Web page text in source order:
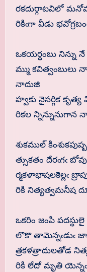
రకదుర్గాటవిలో
రికిఁగా వీడు
ఒకయర్ధంబు నిన్ను
మ్ము
నాదుజి
హ్వకు నైసర్గిక
రికల న్నిన్నునుగాన
శుకముల్
త్సుకతం దేరఁగఁ
ర్మకళాభాషలకెల్లఁ
రికి నిత్యత్వమనీష
ఒకరిం జంపి
లొకొ తామెన్నఁడుఁ
త్రకళత్రాదులతోడ
రికి లేదో మృతి